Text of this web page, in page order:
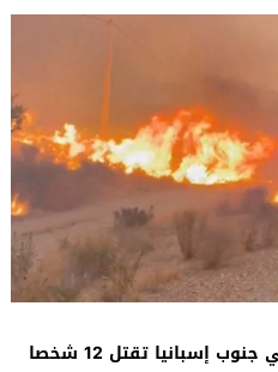
إسبانيا تقتل 12 شخصا